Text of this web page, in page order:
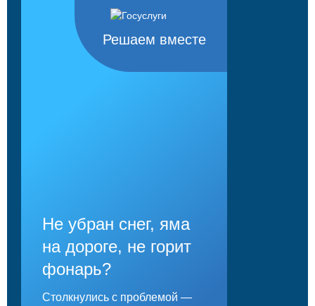
Решаем вместе
Не убран снег, яма
на дороге, не горит
фонарь?
Столкнулись с проблемой —